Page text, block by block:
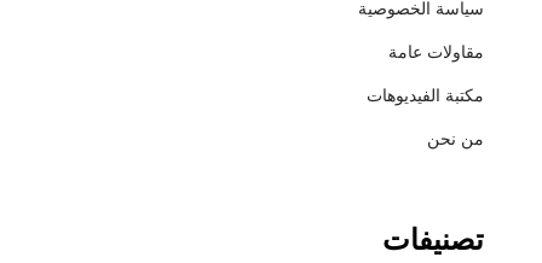
سياسة الخصوصية
مقاولات عامة
مكتبة الفيديوهات
من نحن
تصنيفات